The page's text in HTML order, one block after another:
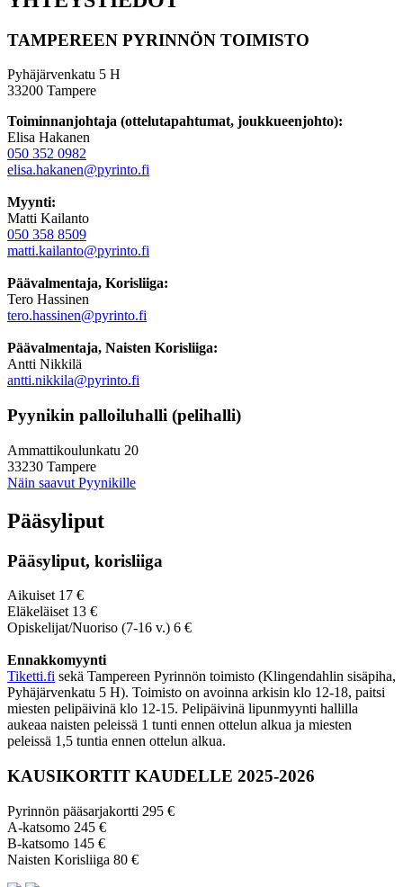
TAMPEREEN PYRINNÖN TOIMISTO
Pyhäjärvenkatu 5 H
33200 Tampere
Toiminnanjohtaja (ottelutapahtumat, joukkueenjohto):
Elisa Hakanen
050 352 0982
elisa.hakanen@pyrinto.fi
Myynti:
Matti Kailanto
050 358 8509
matti.kailanto@pyrinto.fi
Päävalmentaja, Korisliiga:
Tero Hassinen
tero.hassinen@pyrinto.fi
Päävalmentaja, Naisten Korisliiga:
Antti Nikkilä
antti.nikkila@pyrinto.fi
Pyynikin palloiluhalli (pelihalli)
Ammattikoulunkatu 20
33230 Tampere
Näin saavut Pyynikille
Pääsyliput
Pääsyliput, korisliiga
Aikuiset 17 €
Eläkeläiset 13 €
Opiskelijat/Nuoriso (7-16 v.) 6 €
Ennakkomyynti
Tiketti.fi sekä Tampereen Pyrinnön toimisto (Klingendahlin sisäpiha,
Pyhäjärvenkatu 5 H). Toimisto on avoinna arkisin klo 12-18, paitsi
miesten pelipäivinä klo 12-15. Pelipäivinä lipunmyynti hallilla
aukeaa naisten peleissä 1 tunti ennen ottelun alkua ja miesten
peleissä 1,5 tuntia ennen ottelun alkua.
KAUSIKORTIT KAUDELLE 2025-2026
Pyrinnön pääsarjakortti 295 €
A-katsomo 245 €
B-katsomo 145 €
Naisten Korisliiga 80 €